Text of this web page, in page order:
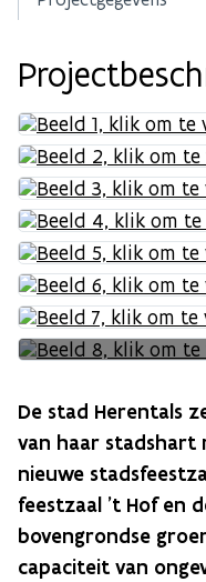
De stad Herentals
van haar stadshart
nieuwe
feestzaal ’t Hof en
bovengrondse
capaciteit van